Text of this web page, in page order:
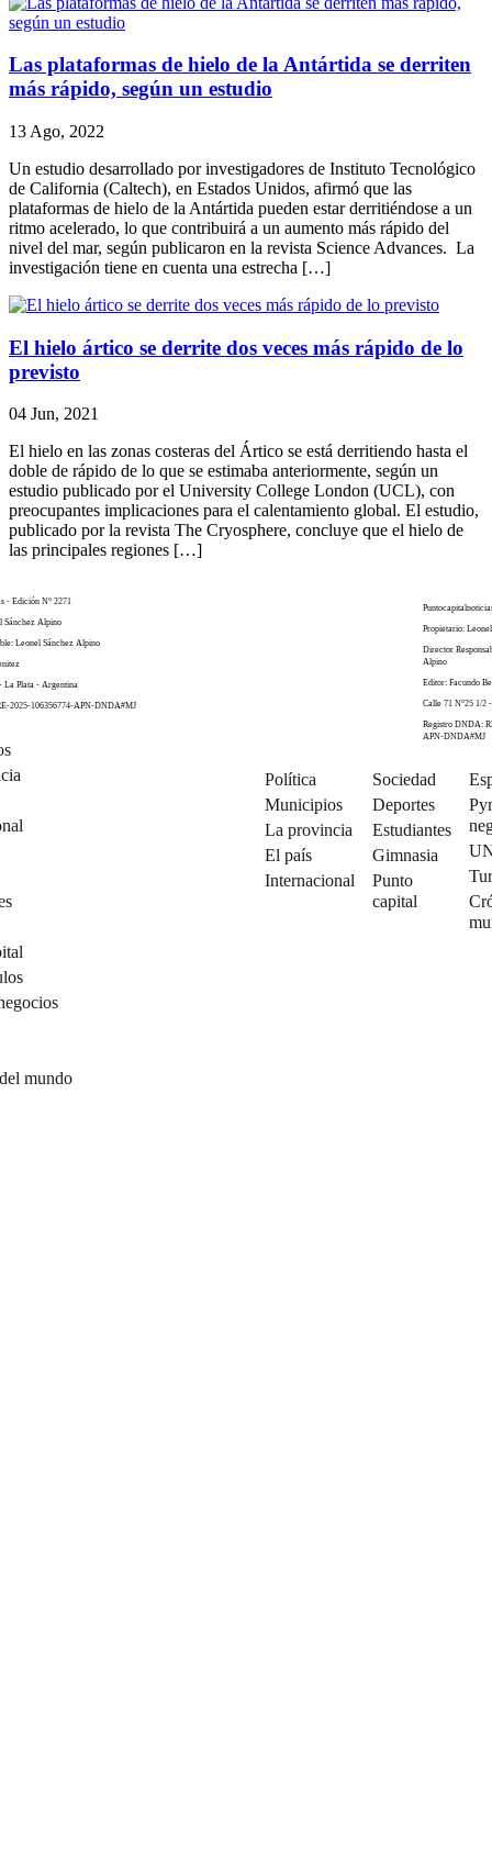
Las plataformas de hielo de la Antártida se derriten
más rápido, según un estudio
13 Ago, 2022
Un estudio desarrollado por investigadores de Instituto Tecnológico
de California (Caltech), en Estados Unidos, afirmó que las
plataformas de hielo de la Antártida pueden estar derritiéndose a un
ritmo acelerado, lo que contribuirá a un aumento más rápido del
nivel del mar, según publicaron en la revista Science Advances. La
investigación tiene en cuenta una estrecha […]
El hielo ártico se derrite dos veces más rápido de lo
previsto
04 Jun, 2021
El hielo en las zonas costeras del Ártico se está derritiendo hasta el
doble de rápido de lo que se estimaba anteriormente, según un
estudio publicado por el University College London (UCL), con
preocupantes implicaciones para el calentamiento global. El estudio,
publicado por la revista The Cryosphere, concluye que el hielo de
las principales regiones […]
- Edición N° 2271
Sánchez Alpino
Leonel Sánchez Alpino
La Plata - Argentina
2025-106356774-APN-DNDA#MJ
mundo
Propietario:
Director
Alpino
Editor: Facundo
Calle 71 N°25 1/2
Registro DNDA:
APN-DNDA#MJ
Política
Municipios
La provincia
El país
Internacional
Sociedad
Deportes
Estudiantes
Gimnasia
Punto
capital